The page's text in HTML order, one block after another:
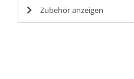
Zubehör anzeigen